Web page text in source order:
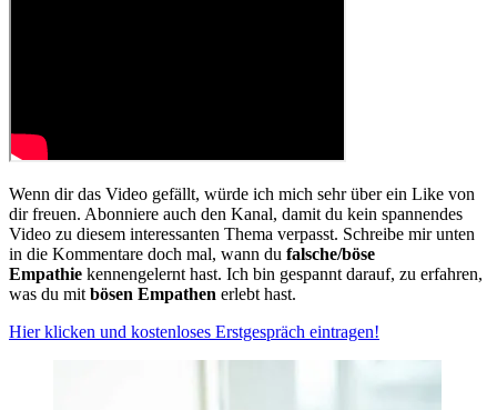
Wenn dir das Video gefällt, würde ich mich sehr über ein Like von
dir freuen. Abonniere auch den Kanal, damit du kein spannendes
Video zu diesem interessanten Thema verpasst. Schreibe mir unten
in die Kommentare doch mal, wann du falsche/böse
Empathie kennengelernt hast. Ich bin gespannt darauf, zu erfahren,
was du mit bösen Empathen erlebt hast.
Hier klicken und kostenloses Erstgespräch eintragen!